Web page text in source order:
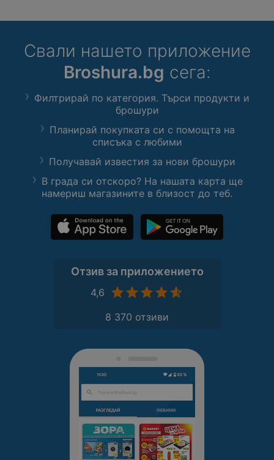
Свали нашето приложение
Broshura.bg сега:
Филтрирай по категория. Търси продукти и
брошури
Планирай покупката си с помощта на
списъка с любими
Получавай известия за нови брошури
В града си отскоро? На нашата карта ще
намериш магазините в близост до теб.
Отзив за приложението
4,6
8 370 отзиви